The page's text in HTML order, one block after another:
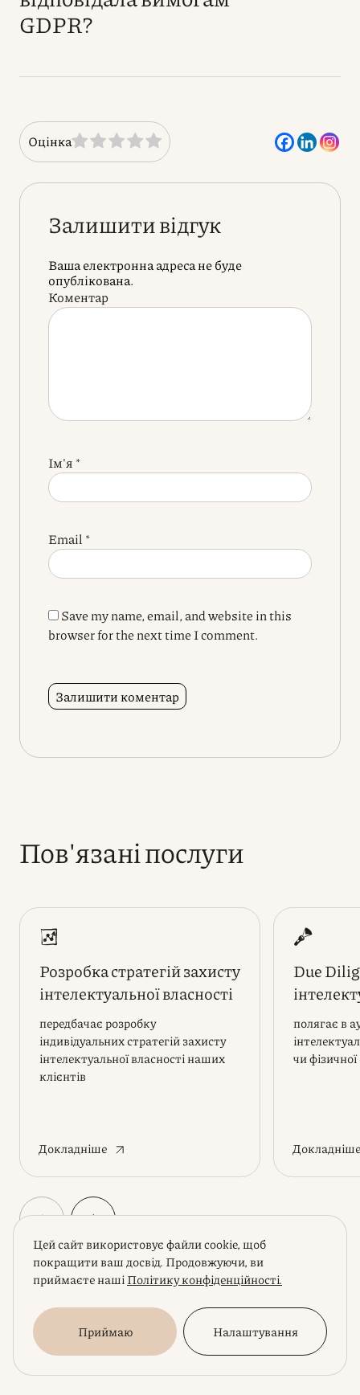
GDPR?
Оцінка
Залишити відгук
Ваша електронна адреса не буде
опублікована.
Коментар
Ім'я *
Email *
Save my name, email, and website in this
browser for the next time I comment.
Пов'язані послуги
Розробка стратегій захисту
інтелектуальної власності
передбачає розробку
індивідуальних стратегій захисту
інтелектуальної власності наших
клієнтів
Докладніше
Due
полягає в
чи
Докладніше
Вам може бути цікаво
Читати Блог
Цей сайт використовує файли cookie, щоб
покращити ваш досвід. Продовжуючи, ви
приймаєте нашіПолітику конфіденційності.
Приймаю Налаштування